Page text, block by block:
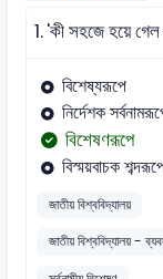
1.'কী সহজে হয়ে
বিশেষ্যরূপে
নির্দেশক
বিশেষণরূপে
বিস্ময়বাচক
জাতীয় বিশ্ববিদ্যালয়
জাতীয় বিশ্ববিদ্যালয় -